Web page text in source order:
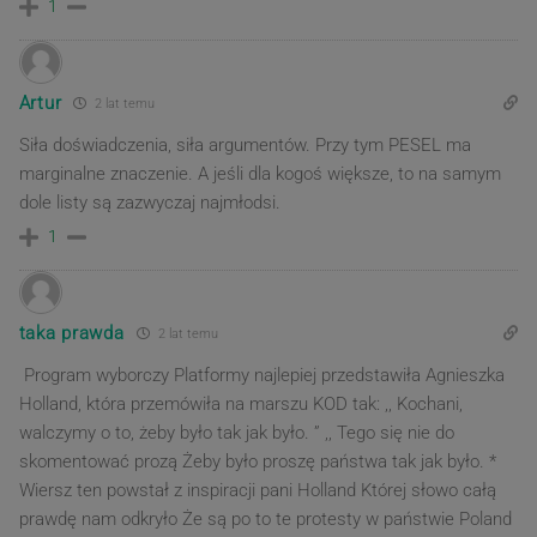
1
Artur 2 lat temu
Siła doświadczenia, siła argumentów. Przy tym PESEL ma
marginalne znaczenie. A jeśli dla kogoś większe, to na samym
dole listy są zazwyczaj najmłodsi.
1
taka prawda 2 lat temu
Program wyborczy Platformy najlepiej przedstawiła Agnieszka
Holland, która przemówiła na marszu KOD tak: ,, Kochani,
walczymy o to, żeby było tak jak było. ” ,, Tego się nie do
skomentować prozą Żeby było proszę państwa tak jak było. *
Wiersz ten powstał z inspiracji pani Holland Której słowo całą
prawdę nam odkryło Że są po to te protesty w państwie Poland